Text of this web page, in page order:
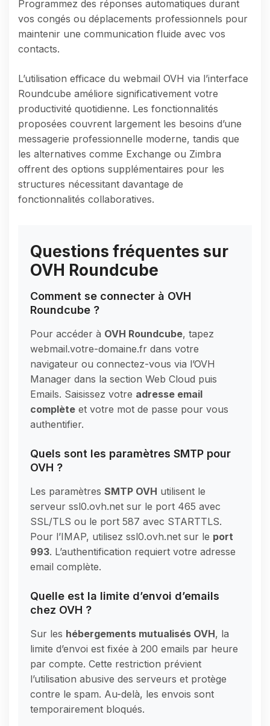
Programmez des réponses automatiques durant
vos congés ou déplacements professionnels pour
maintenir une communication fluide avec vos
contacts.
L’utilisation efficace du webmail OVH via l’interface
Roundcube améliore significativement votre
productivité quotidienne. Les fonctionnalités
proposées couvrent largement les besoins d’une
messagerie professionnelle moderne, tandis que
les alternatives comme Exchange ou Zimbra
offrent des options supplémentaires pour les
structures nécessitant davantage de
fonctionnalités collaboratives.
Questions fréquentes sur
OVH Roundcube
Comment se connecter à OVH
Roundcube ?
Pour accéder à OVH Roundcube, tapez
webmail.votre-domaine.fr dans votre
navigateur ou connectez-vous via l’OVH
Manager dans la section Web Cloud puis
Emails. Saisissez votre adresse email
complète et votre mot de passe pour vous
authentifier.
Quels sont les paramètres SMTP pour
OVH ?
Les paramètres SMTP OVH utilisent le
serveur ssl0.ovh.net sur le port 465 avec
SSL/TLS ou le port 587 avec STARTTLS.
Pour l’IMAP, utilisez ssl0.ovh.net sur le port
993. L’authentification requiert votre adresse
email complète.
Quelle est la limite d’envoi d’emails
chez OVH ?
Sur les hébergements mutualisés OVH, la
limite d’envoi est fixée à 200 emails par heure
par compte. Cette restriction prévient
l’utilisation abusive des serveurs et protège
contre le spam. Au-delà, les envois sont
temporairement bloqués.